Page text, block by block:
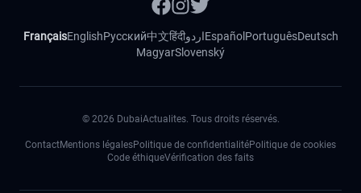
FrançaisEnglishРусский中文हिंदीاردوEspañol PortuguêsDeutsch
MagyarSlovenský
© 2026 DubaiActualites. Tous droits réservés.
ContactMentions légalesPolitique de confidentialitéPolitique de cookies
Code éthiqueVérification des faits